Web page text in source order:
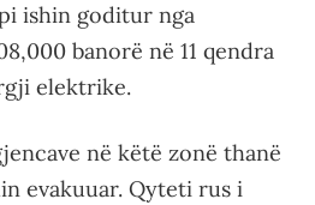
ishin goditur nga
banorë në 11 qendra
elektrike.
në këtë zonë thanë
evakuuar. Qyteti rus i